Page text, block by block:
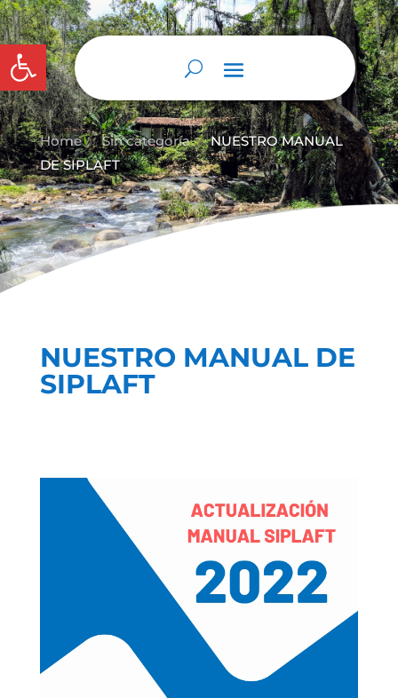
Abrir barra de herramientas
Home 9 Sin categoría 9 NUESTRO MANUAL
DE SIPLAFT
NUESTRO MANUAL DE
SIPLAFT